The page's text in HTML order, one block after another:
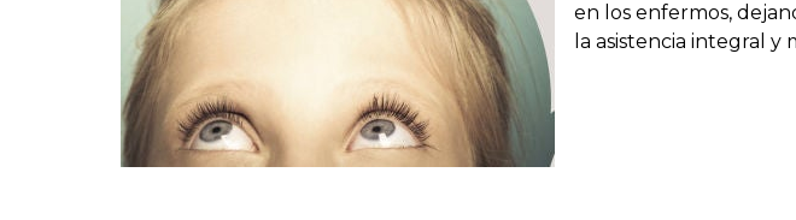
en los enfermos,
la asistencia integral